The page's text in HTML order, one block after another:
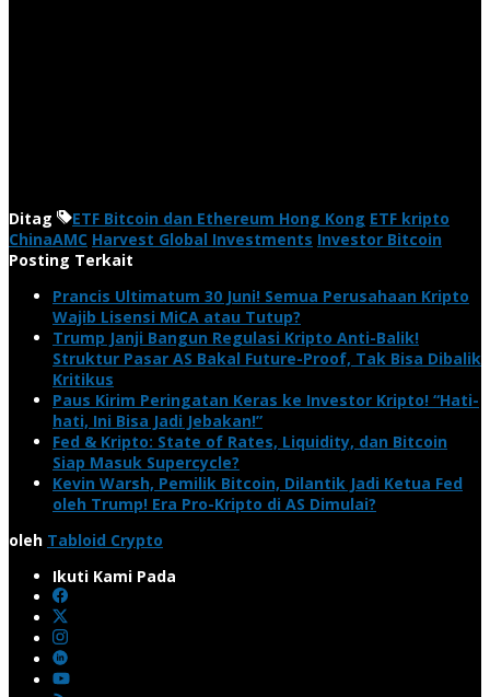
Ditag ETF Bitcoin dan Ethereum Hong Kong ETF kripto
ChinaAMC Harvest Global Investments Investor Bitcoin
Posting Terkait
Prancis Ultimatum 30 Juni! Semua Perusahaan Kripto
Wajib Lisensi MiCA atau Tutup?
Trump Janji Bangun Regulasi Kripto Anti-Balik!
Struktur Pasar AS Bakal Future-Proof, Tak Bisa Dibalik
Kritikus
Paus Kirim Peringatan Keras ke Investor Kripto! “Hati-
hati, Ini Bisa Jadi Jebakan!”
Fed & Kripto: State of Rates, Liquidity, dan Bitcoin
Siap Masuk Supercycle?
Kevin Warsh, Pemilik Bitcoin, Dilantik Jadi Ketua Fed
oleh Trump! Era Pro-Kripto di AS Dimulai?
oleh Tabloid Crypto
Ikuti Kami Pada